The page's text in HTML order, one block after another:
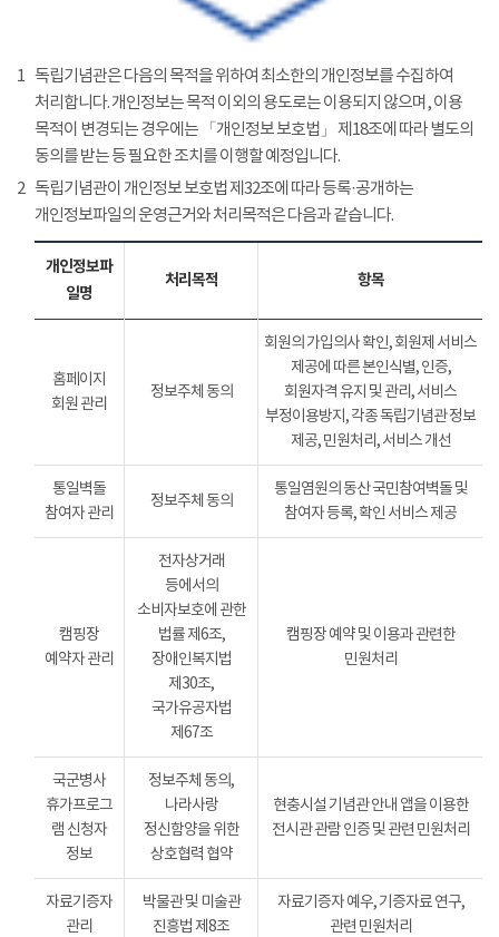
1 독립기념관은 다음의 목적을 위하여 최소한의 개인정보를 수집하여
처리합니다. 개인정보는 목적 이외의 용도로는 이용되지 않으며, 이용
목적이 변경되는 경우에는 「개인정보 보호법」 제18조에 따라 별도의
동의를 받는 등 필요한 조치를 이행할 예정입니다.
2 독립기념관이 개인정보 보호법 제32조에 따라 등록·공개하는
개인정보파일의 운영근거와 처리목적은 다음과 같습니다.
개인정보파
일명
처리목적 항목
홈페이지
회원 관리
정보주체 동의
회원의 가입의사 확인, 회원제 서비스
제공에 따른 본인식별, 인증,
회원자격 유지 및 관리, 서비스
부정이용방지, 각종 독립기념관 정보
제공, 민원처리, 서비스 개선
통일벽돌
참여자 관리
정보주체 동의
통일염원의 동산 국민참여벽돌 및
참여자 등록, 확인 서비스 제공
캠핑장
예약자 관리
전자상거래
등에서의
소비자보호에 관한
법률 제6조,
장애인복지법
제30조,
국가유공자법
제67조
캠핑장 예약 및 이용과 관련한
민원처리
국군병사
휴가프로그
램 신청자
정보
정보주체 동의,
나라사랑
정신함양을 위한
상호협력 협약
현충시설 기념관 안내 앱을 이용한
전시관 관람 인증 및 관련 민원처리
자료기증자
관리
박물관 및 미술관
진흥법 제8조
자료기증자 예우, 기증자료 연구,
관련 민원처리